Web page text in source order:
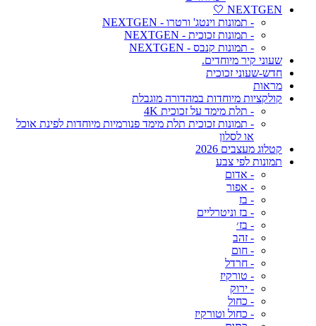
NEXTGEN 🤍
- תמונות וינטג' ורטרו - NEXTGEN
- תמונות זכוכית - NEXTGEN
- תמונות קנבס - NEXTGEN
שעוני קיר מיוחדים.
חדש-שעוני זכוכית
מראות
קולקציות מיוחדות במהדורה מוגבלת
- תלת מימד על זכוכית 4K
- תמונות זכוכית תלת מימד פנורמיות מיוחדות לפינת אוכל
או לסלון
קטלוג מעצבים 2026
תמונות לפי צבע
- אדום
- אפור
- בז
- בז וניטרליים
- בז׳
- זהב
- חום
- חרדל
- טורקיז
- ירוק
- כחול
- כחול וטורקיז